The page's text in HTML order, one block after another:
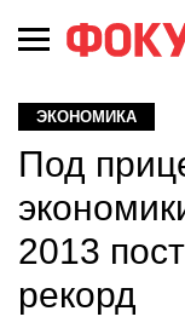
ЭКОНОМИКА
Под
2013
рекорд